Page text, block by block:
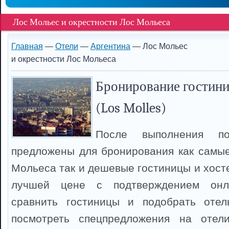
Лос Мольес и окрестности Лос Мольеса
Главная — Отели — Аргентина — Лос Мольес
и окрестности Лос Мольеса
Бронирование
(Los Molles)
После выполнения
предложены для бронирования как
Мольеса так и дешевые гостиницы и
лучшей цене с подтверждением
сравнить гостиницы и подобрать
посмотреть спецпредложения на